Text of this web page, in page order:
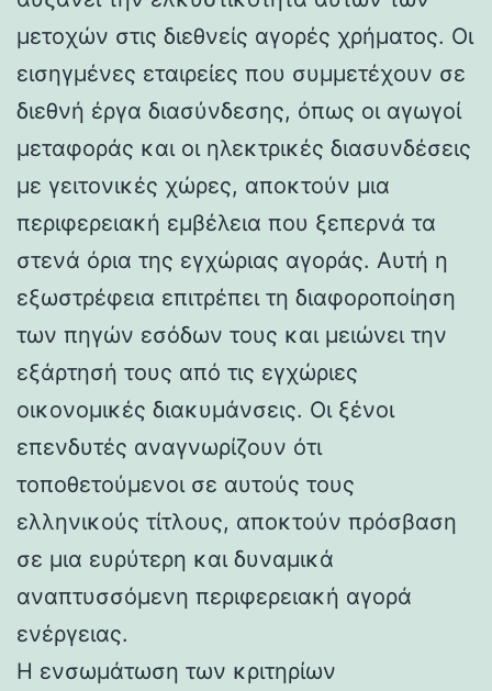
μετοχών στις διεθνείς αγορές χρήματος. Οι
εισηγμένες εταιρείες που συμμετέχουν σε
διεθνή έργα διασύνδεσης, όπως οι αγωγοί
μεταφοράς και οι ηλεκτρικές διασυνδέσεις
με γειτονικές χώρες, αποκτούν μια
περιφερειακή εμβέλεια που ξεπερνά τα
στενά όρια της εγχώριας αγοράς. Αυτή η
εξωστρέφεια επιτρέπει τη διαφοροποίηση
των πηγών εσόδων τους και μειώνει την
εξάρτησή τους από τις εγχώριες
οικονομικές διακυμάνσεις. Οι ξένοι
επενδυτές αναγνωρίζουν ότι
τοποθετούμενοι σε αυτούς τους
ελληνικούς τίτλους, αποκτούν πρόσβαση
σε μια ευρύτερη και δυναμικά
αναπτυσσόμενη περιφερειακή αγορά
ενέργειας.
Η ενσωμάτωση των κριτηρίων